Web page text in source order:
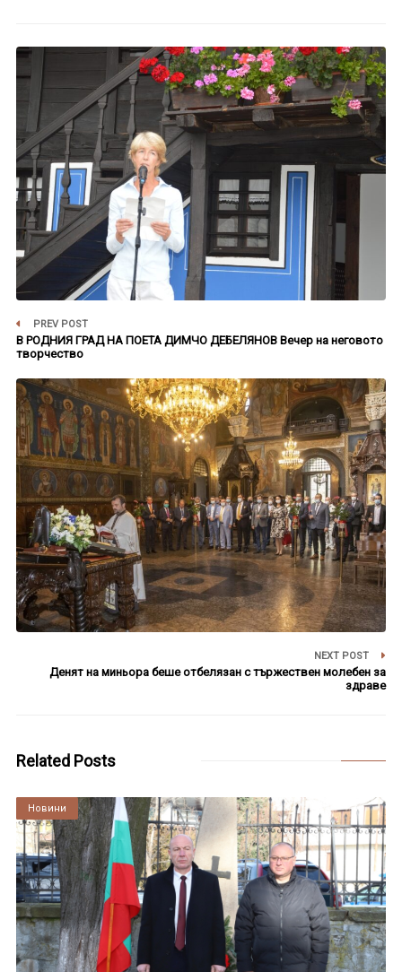
PREV POST
В РОДНИЯ ГРАД НА ПОЕТА ДИМЧО ДЕБЕЛЯНОВ Вечер на неговото
творчество
NEXT POST
Денят на миньора беше отбелязан с тържествен молебен за
здраве
Related Posts
Култура
Новини